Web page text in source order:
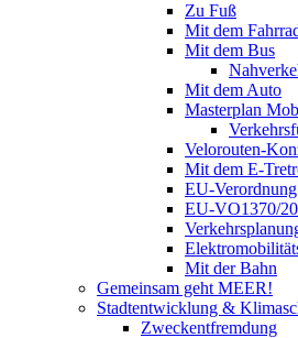
Zu Fuß
Mit dem
Mit dem Bus
Mit dem Auto
Masterplan
Velorouten-
Mit dem E-
EU-
EU-VO1370/
Mit der Bahn
Gemeinsam geht MEER!
Stadtentwicklung &
Zweckentfremdung